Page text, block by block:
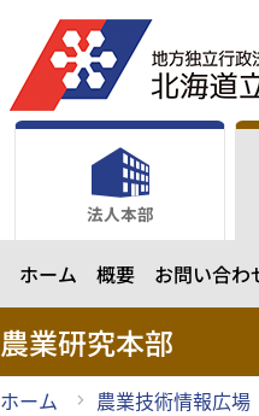
法人本部
ホーム 概要 お問い合わ
農業研究本部
ホーム 農業技術情報広場